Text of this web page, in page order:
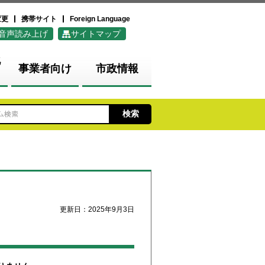
携帯サイト Foreign Language
声読み上げ サイトマップ
事業者向け 市政情報
更新日：2025年9月3日